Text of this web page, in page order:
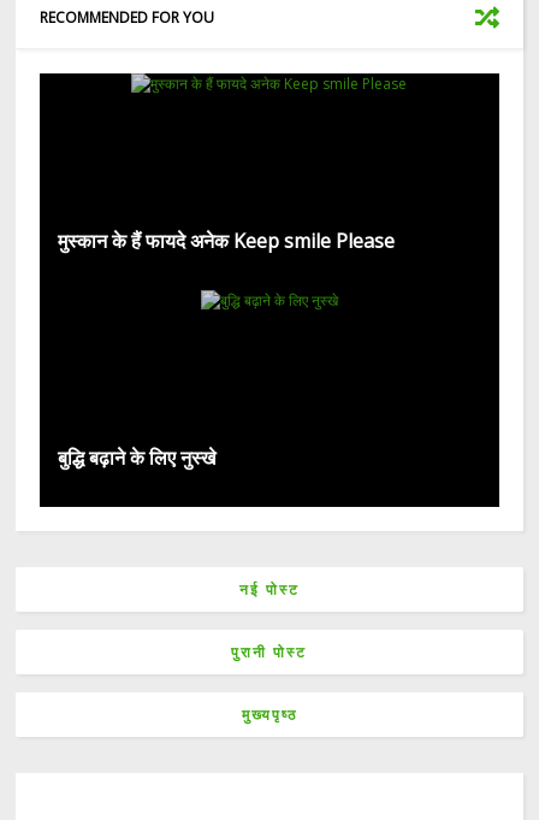
RECOMMENDED FOR YOU
मुस्कान के हैं फायदे अनेक Keep smile Please
बुद्धि बढ़ाने के लिए नुस्खे
नई पोस्ट
पुरानी पोस्ट
मुख्यपृष्ठ